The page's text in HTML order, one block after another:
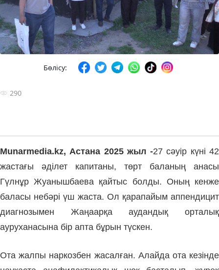
Бөлісу:
290
Munarmedia.kz, Астана 2025 жыл -27 сәуір күні 42
жастағы әділет капитаны, төрт баланың анасы
Гүлнұр Жуанышбаева қайтыс болды. Оның кенже
баласы небәрі үш жаста. Ол қарапайым аппендицит
диагнозымен Жаңаарқа аудандық орталық
ауруханасына бір апта бұрын түскен.
Ота жалпы наркозбен жасалған. Алайда ота кезінде